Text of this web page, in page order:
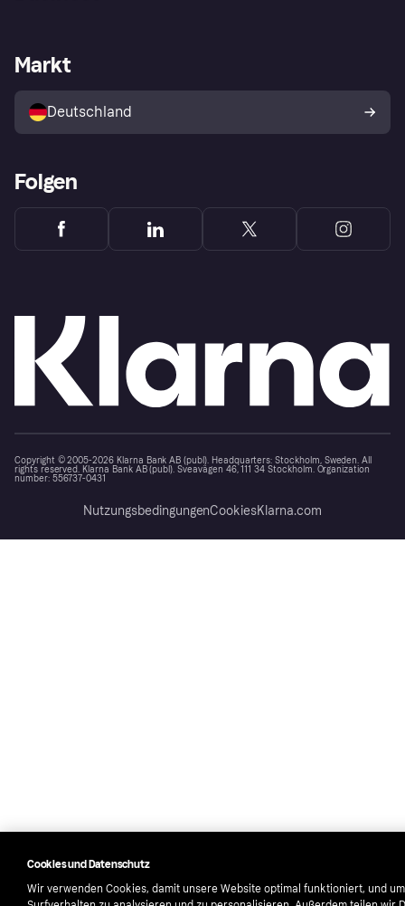
Klarna App
Shops entdecken
Käuferschutzrichtlinie
Dein Widerrufsrecht
Händlerportal
Markt
Deutschland
Folgen
Copyright © 2005-2026 Klarna Bank AB (publ). Headquarters: Stockholm, Sweden. All
rights reserved. Klarna Bank AB (publ). Sveavägen 46, 111 34 Stockholm. Organization
number: 556737-0431
NutzungsbedingungenCookiesKlarna.com
Cookies und Datenschutz
Wir verwenden Cookies, damit unsere Website optimal funktioniert, und